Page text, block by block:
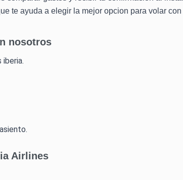
te ayuda a elegir la mejor opcion para volar con
nosotros
Airlines